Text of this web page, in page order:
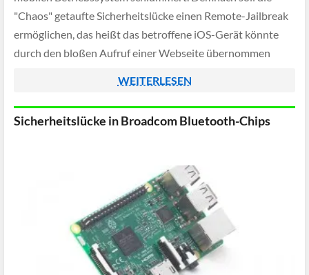
"Chaos" getaufte Sicherheitslücke einen Remote-Jailbreak
ermöglichen, das heißt das betroffene iOS-Gerät könnte
durch den bloßen Aufruf einer Webseite übernommen
WEITERLESEN
Sicherheitslücke in Broadcom Bluetooth-Chips